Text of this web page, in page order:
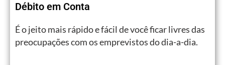
Débito em Conta
É o jeito mais rápido e fácil de você ficar livres das
preocupações com os emprevistos do dia-a-dia.